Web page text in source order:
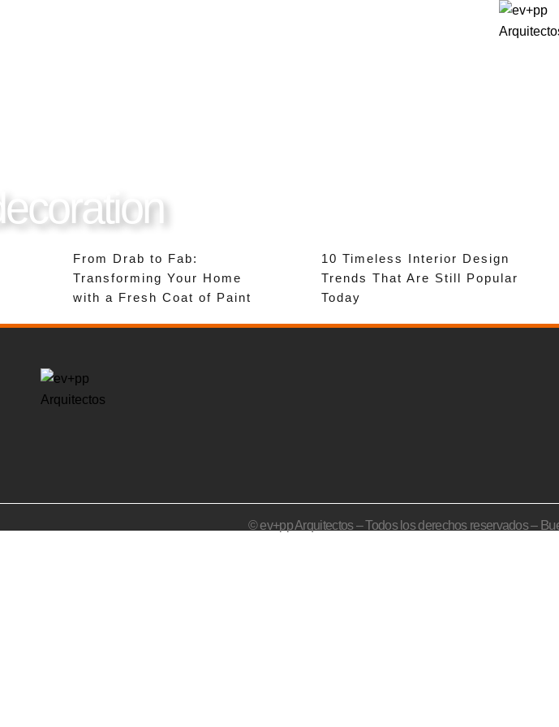
From Drab to Fab:
Transforming Your Home
with a Fresh Coat of Paint
10 Timeless Interior Design
Trends That Are Still Popular
Today
© ev+pp Arquitectos – Todos los derechos reservados –